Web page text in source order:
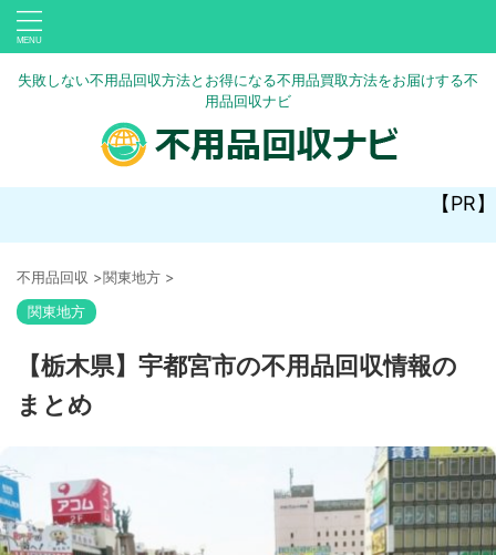
失敗しない不用品回収方法とお得になる不用品買取方法をお届けする不
用品回収ナビ
【PR】
不用品回収 >関東地方 >
関東地方
【栃木県】宇都宮市の不用品回収情報の
まとめ